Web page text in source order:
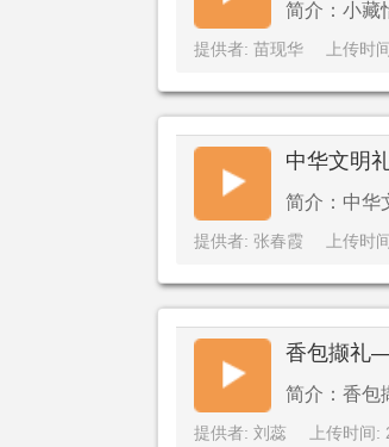
简介：小
提供者: 苗现华 上传时
中华文明
简介：中华
提供者: 张春霞 上传时
香包撷礼
简介：香
提供者: 刘蕊 上传时间